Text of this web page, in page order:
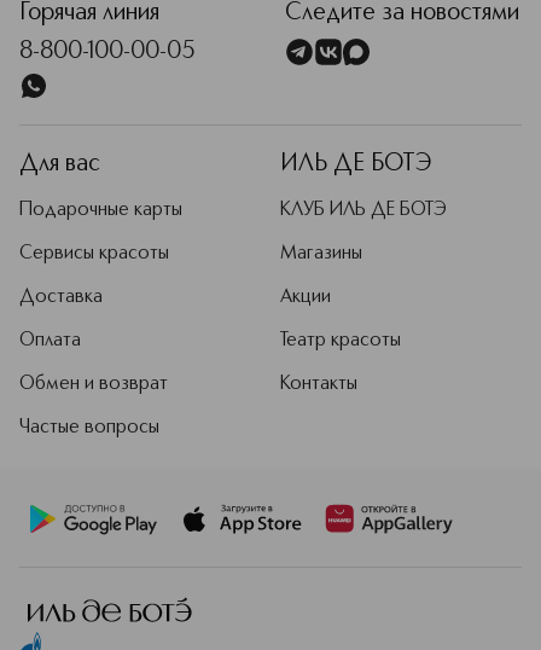
Горячая линия
8-800-100-00-05
Следите за новостями
Для вас
Подарочные карты
Сервисы красоты
Доставка
Оплата
Обмен и возврат
Частые вопросы
ИЛЬ ДЕ БОТЭ
КЛУБ ИЛЬ ДЕ БОТЭ
Магазины
Акции
Театр красоты
Контакты